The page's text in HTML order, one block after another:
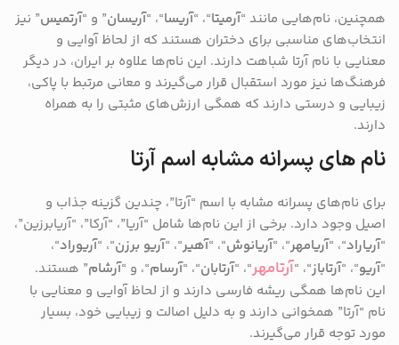
همچنین، نام‌هایی مانند “آرمیتا“، “آریسا“، “آریسان” و “آرتمیس” نیز
انتخاب‌های مناسبی برای دختران هستند که از لحاظ آوایی و
معنایی با نام آرتا شباهت دارند. این نام‌ها علاوه بر ایران، در دیگر
فرهنگ‌ها نیز مورد استقبال قرار می‌گیرند و معانی مرتبط با پاکی،
زیبایی و درستی دارند که همگی ارزش‌های مثبتی را به همراه
دارند.
نام های پسرانه مشابه اسم آرتا
برای نام‌های پسرانه مشابه با اسم “آرتا”، چندین گزینه جذاب و
اصیل وجود دارد. برخی از این نام‌ها شامل “آریا”، “آرکا”، “آریابرزین”،
“آریاراد“، “آریامهر“، “آریانوش“، “آهیر“، “آریو برزن“، “آریو‌راد“،
“آریو“، “آرتاباز“، “آرتامهر“، “آرتابان“، “آرسام“، و “آرشام” هستند.
این نام‌ها همگی ریشه فارسی دارند و از لحاظ آوایی و معنایی با
نام “آرتا” همخوانی دارند و به دلیل اصالت و زیبایی خود، بسیار
مورد توجه قرار می‌گیرند.